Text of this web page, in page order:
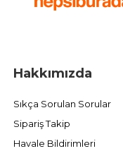
Hakkımızda
Sıkça Sorulan Sorular
Sipariş Takip
Havale Bildirimleri